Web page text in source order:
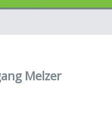
Melzer